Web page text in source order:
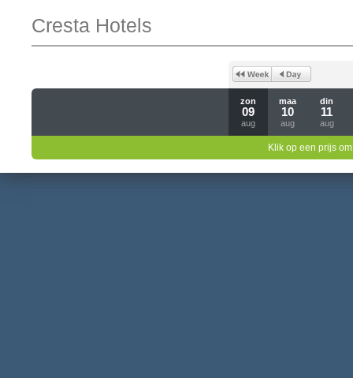
Cresta Hotels
zon
09
aug
maa
10
aug
din
11
aug
Klik op een prijs